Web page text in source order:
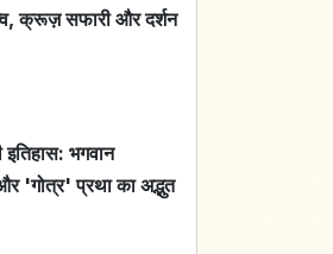
क्रूज़ सफारी और दर्शन
भगवान
'गोत्र' प्रथा का अद्भुत